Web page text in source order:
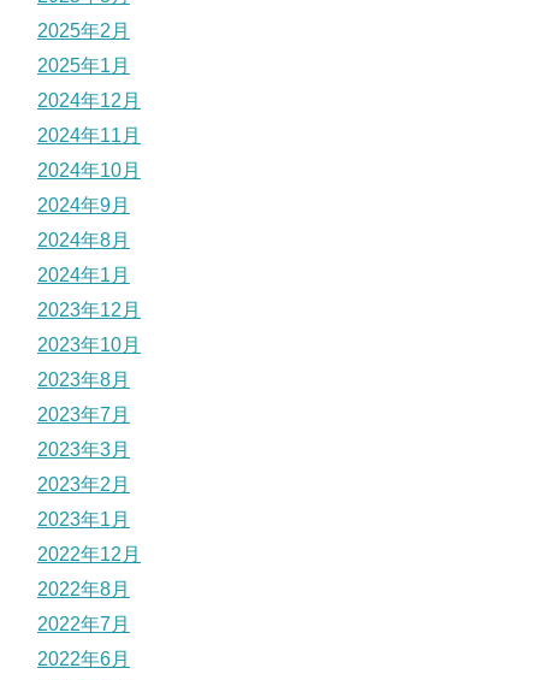
2025年2月
2025年1月
2024年12月
2024年11月
2024年10月
2024年9月
2024年8月
2024年1月
2023年12月
2023年10月
2023年8月
2023年7月
2023年3月
2023年2月
2023年1月
2022年12月
2022年8月
2022年7月
2022年6月